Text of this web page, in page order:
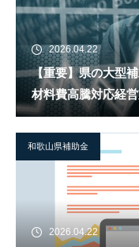
2026.04.22
【重要】県の大型
材料費高騰対応経
和歌山県補助金
2026.04.22